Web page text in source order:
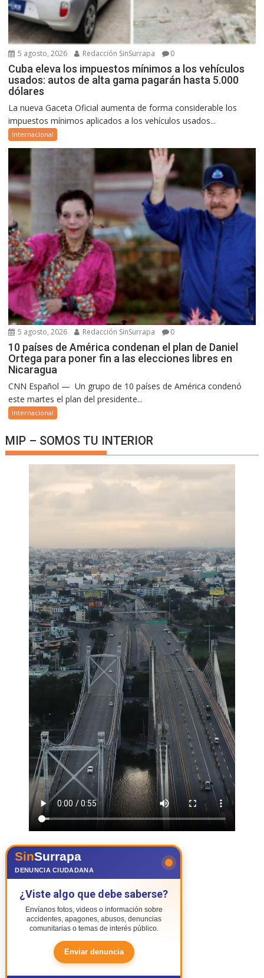
5 agosto, 2026 Redacción SinSurrapa 0
Cuba eleva los impuestos mínimos a los vehículos
usados: autos de alta gama pagarán hasta 5.000
dólares
La nueva Gaceta Oficial aumenta de forma considerable los
impuestos mínimos aplicados a los vehículos usados...
Internacional
5 agosto, 2026 Redacción SinSurrapa 0
10 países de América condenan el plan de Daniel
Ortega para poner fin a las elecciones libres en
Nicaragua
CNN Español — Un grupo de 10 países de América condenó
este martes el plan del presidente...
Internacional
MIP – SOMOS TU INTERIOR
SinSurrapa
DENUNCIA CIUDADANA
¿Viste algo que debe saberse?
Envíanos fotos, videos o información sobre
accidentes, apagones, abusos, denuncias
comunitarias o temas de interés público.
Enviar denuncia